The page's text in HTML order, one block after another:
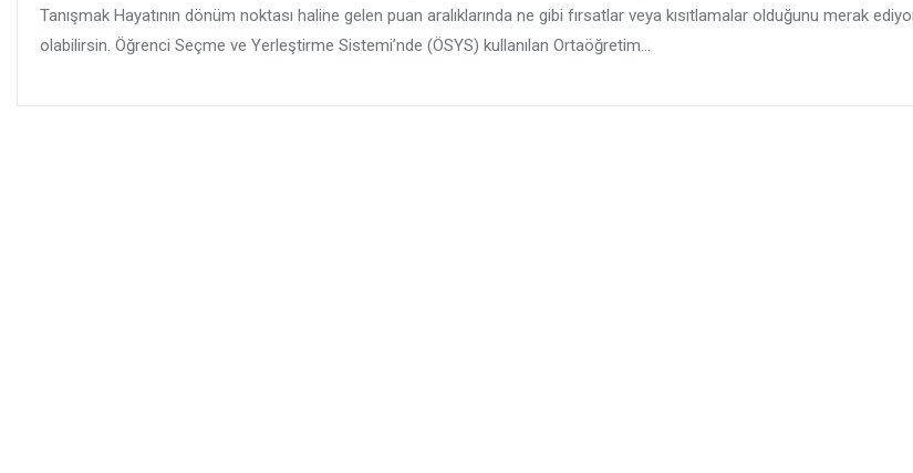
Tanışmak Hayatının dönüm noktası haline gelen puan aralıklarında ne gibi fırsatlar veya kısıtlamalar olduğunu merak
olabilirsin. Öğrenci Seçme ve Yerleştirme Sistemi’nde (ÖSYS) kullanılan Ortaöğretim...